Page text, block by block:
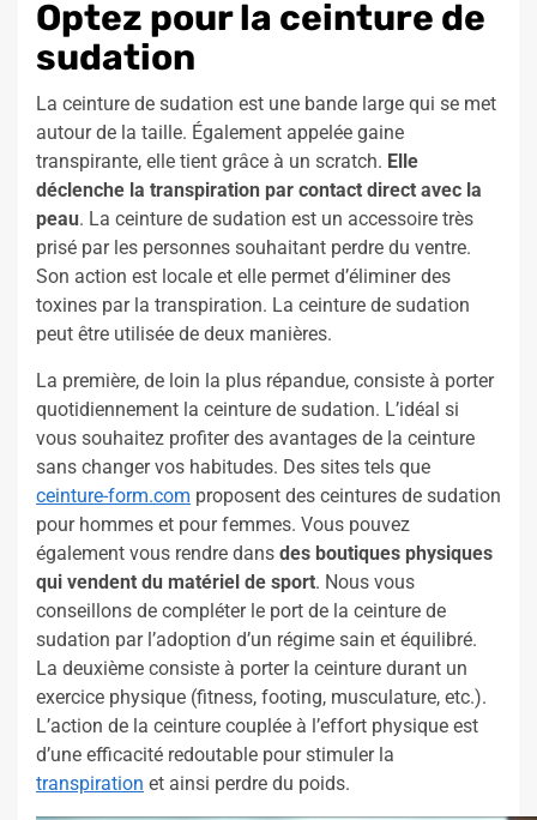
Optez pour la ceinture de
sudation
La ceinture de sudation est une bande large qui se met
autour de la taille. Également appelée gaine
transpirante, elle tient grâce à un scratch. Elle
déclenche la transpiration par contact direct avec la
peau. La ceinture de sudation est un accessoire très
prisé par les personnes souhaitant perdre du ventre.
Son action est locale et elle permet d’éliminer des
toxines par la transpiration. La ceinture de sudation
peut être utilisée de deux manières.
La première, de loin la plus répandue, consiste à porter
quotidiennement la ceinture de sudation. L’idéal si
vous souhaitez profiter des avantages de la ceinture
sans changer vos habitudes. Des sites tels que
ceinture-form.com proposent des ceintures de sudation
pour hommes et pour femmes. Vous pouvez
également vous rendre dans des boutiques physiques
qui vendent du matériel de sport. Nous vous
conseillons de compléter le port de la ceinture de
sudation par l’adoption d’un régime sain et équilibré.
La deuxième consiste à porter la ceinture durant un
exercice physique (fitness, footing, musculature, etc.).
L’action de la ceinture couplée à l’effort physique est
d’une efficacité redoutable pour stimuler la
transpiration et ainsi perdre du poids.